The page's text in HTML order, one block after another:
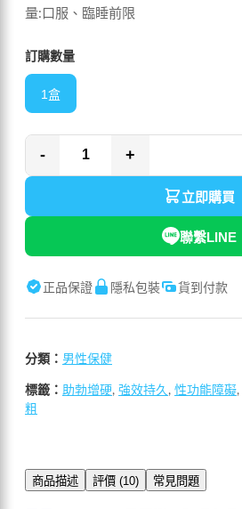
量:口服、臨睡前限
訂購數量
1盒
- +
立即購買
聯繫LINE
正品保證 隱私包裝 貨到付款
分類： 男性保健
標籤： 助勃增硬, 強效持久 , 性功能障礙,
粗
商品描述 評價 (10) 常見問題